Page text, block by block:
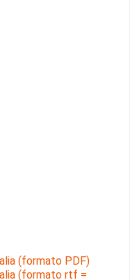
(formato PDF)
(formato rtf =